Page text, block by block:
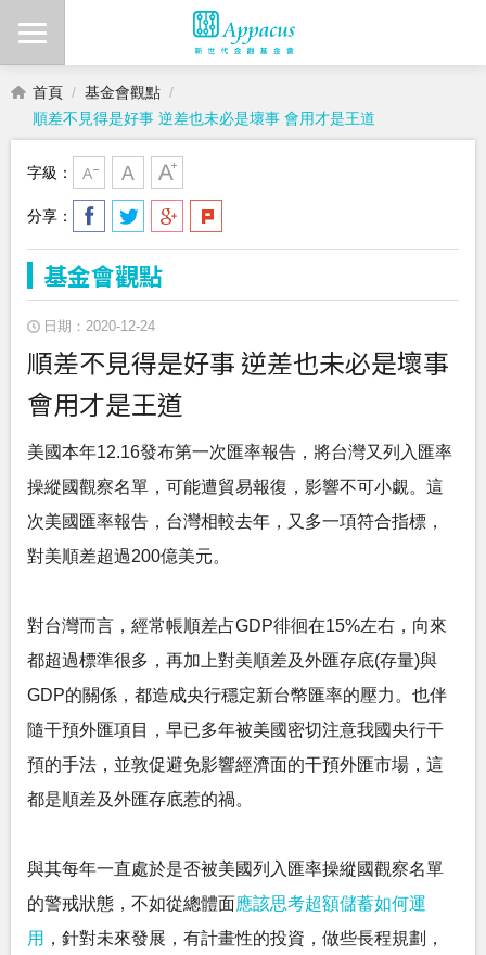
首頁
基金會觀點
順差不見得是好事 逆差也未必是壞事 會用才是王道
字級：
分享：
基金會觀點
日期：2020-12-24
順差不見得是好事 逆差也未必是壞事
會用才是王道
美國本年12.16發布第一次匯率報告，將台灣又列入匯率
操縱國觀察名單，可能遭貿易報復，影響不可小覷。這
次美國匯率報告，台灣相較去年，又多一項符合指標，
對美順差超過200億美元。
對台灣而言，經常帳順差占GDP徘徊在15%左右，向來
都超過標準很多，再加上對美順差及外匯存底(存量)與
GDP的關係，都造成央行穩定新台幣匯率的壓力。也伴
隨干預外匯項目，早已多年被美國密切注意我國央行干
預的手法，並敦促避免影響經濟面的干預外匯市場，這
都是順差及外匯存底惹的禍。
與其每年一直處於是否被美國列入匯率操縱國觀察名單
的警戒狀態，不如從總體面應該思考超額儲蓄如何運
用 ，針對未來發展，有計畫性的投資，做些長程規劃，